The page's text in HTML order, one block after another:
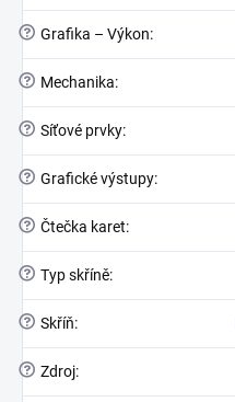
? Grafika – Výkon:
? Mechanika:
? Síťové prvky:
? Grafické výstupy:
? Čtečka karet:
? Typ skříně:
? Skříň:
? Zdroj: